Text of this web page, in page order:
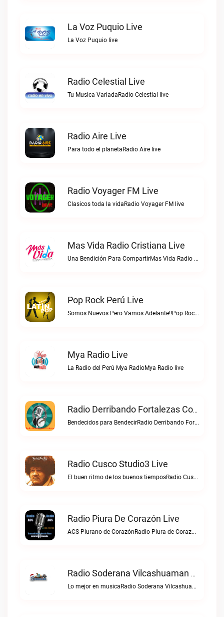
La Voz Puquio Live
La Voz Puquio live
Radio Celestial Live
Tu Musica VariadaRadio Celestial live
Radio Aire Live
Para todo el planetaRadio Aire live
Radio Voyager FM Live
Clasicos toda la vidaRadio Voyager FM live
Mas Vida Radio Cristiana Live
Una Bendición Para CompartirMas Vida Radio Cristiana live
Pop Rock Perú Live
Somos Nuevos Pero Vamos Adelante!!Pop Rock Perú live
Mya Radio Live
La Radio del Perú Mya RadioMya Radio live
Radio Derribando Fortalezas Con Cristo Live
Bendecidos para BendecirRadio Derribando Fortalezas con Cristo live
Radio Cusco Studio3 Live
El buen ritmo de los buenos tiemposRadio Cusco Studio3 live
Radio Piura De Corazón Live
ACS Piurano de CorazónRadio Piura de Corazón live
Radio Soderana Vilcashuaman Live
Lo mejor en musicaRadio Soderana Vilcashuaman live